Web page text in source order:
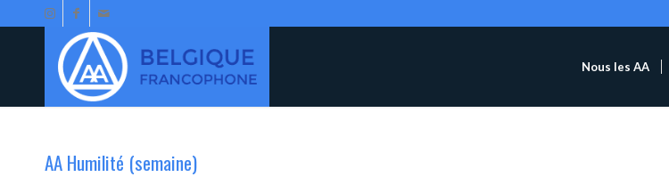
Nous les AA
AA Humilité (semaine)